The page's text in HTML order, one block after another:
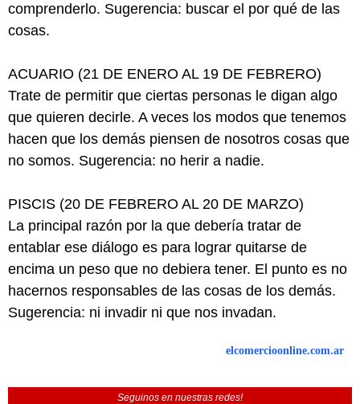
comprenderlo. Sugerencia: buscar el por qué de las
cosas.
ACUARIO (21 DE ENERO AL 19 DE FEBRERO)
Trate de permitir que ciertas personas le digan algo
que quieren decirle. A veces los modos que tenemos
hacen que los demás piensen de nosotros cosas que
no somos. Sugerencia: no herir a nadie.
PISCIS (20 DE FEBRERO AL 20 DE MARZO)
La principal razón por la que debería tratar de
entablar ese diálogo es para lograr quitarse de
encima un peso que no debiera tener. El punto es no
hacernos responsables de las cosas de los demás.
Sugerencia: ni invadir ni que nos invadan.
elcomercioonline.com.ar
Seguinos en nuestras redes!